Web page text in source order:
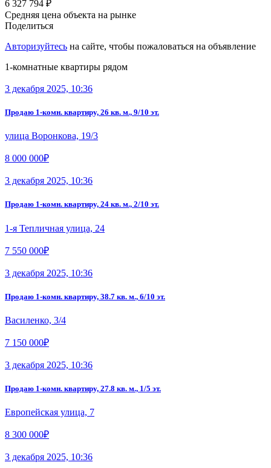
6 327 794 ₽
Средняя цена объекта на рынке
Поделиться
Авторизуйтесь на сайте, чтобы пожаловаться на объявление
1-комнатные квартиры рядом
3 декабря 2025, 10:36
Продаю 1-комн. квартиру, 26 кв. м., 9/10 эт.
улица Воронкова, 19/3
8 000 000₽
3 декабря 2025, 10:36
Продаю 1-комн. квартиру, 24 кв. м., 2/10 эт.
1-я Тепличная улица, 24
7 550 000₽
3 декабря 2025, 10:36
Продаю 1-комн. квартиру, 38.7 кв. м., 6/10 эт.
Василенко, 3/4
7 150 000₽
3 декабря 2025, 10:36
Продаю 1-комн. квартиру, 27.8 кв. м., 1/5 эт.
Европейская улица, 7
8 300 000₽
3 декабря 2025, 10:36